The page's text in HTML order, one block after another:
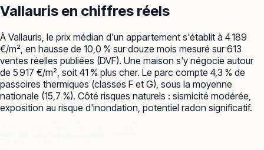
Vallauris en chiffres réels
À Vallauris, le prix médian d'un appartement s'établit à 4 189
€/m², en hausse de 10,0 % sur douze mois mesuré sur 613
ventes réelles publiées (DVF). Une maison s'y négocie autour
de 5 917 €/m², soit 41 % plus cher. Le parc compte 4,3 % de
passoires thermiques (classes F et G), sous la moyenne
nationale (15,7 %). Côté risques naturels : sismicité modérée,
exposition au risque d'inondation, potentiel radon significatif.